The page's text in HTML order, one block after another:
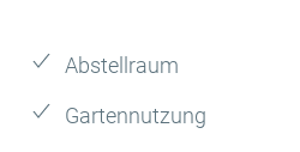
Abstellraum
Gartennutzung